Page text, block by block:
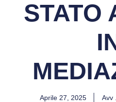
STATO
Aprile 27, 2025 Avv